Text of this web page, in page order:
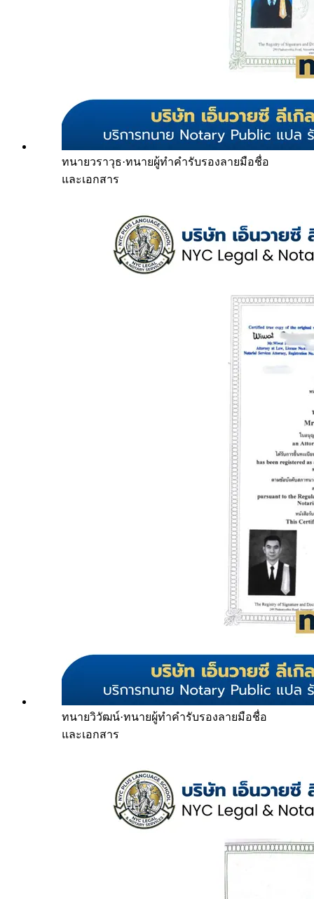
ทนายวราวุธ·ทนายผู้ทำคำรับรองลายมือชื่อ
และเอกสาร
ทนายวิวัฒน์·ทนายผู้ทำคำรับรองลายมือชื่อ
และเอกสาร